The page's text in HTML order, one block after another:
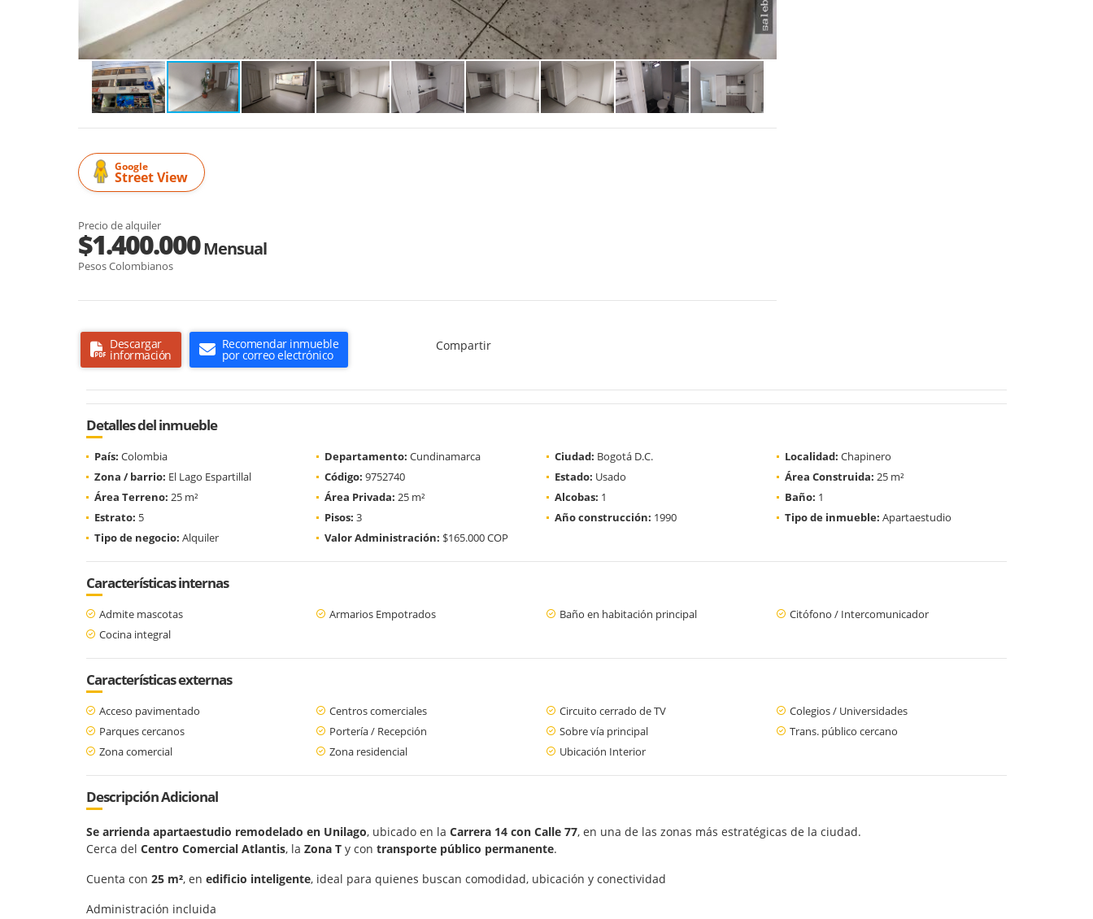
Google
Street View
Precio de alquiler
$1.400.000Mensual
Pesos Colombianos
Descargar
información
Recomendar inmueble
por correo electrónico
Compartir
Detalles del inmueble
País: Colombia Departamento: Cundinamarca Ciudad: Bogotá D.C. Localidad: Chapinero
Zona / barrio: El Lago Espartillal Código: 9752740 Estado: Usado Área Construida: 25 m²
Área Terreno: 25 m² Área Privada: 25 m² Alcobas: 1 Baño: 1
Estrato: 5 Pisos: 3 Año construcción: 1990 Tipo de inmueble: Apartaestudio
Tipo de negocio: Alquiler Valor Administración: $165.000 COP
Características internas
Admite mascotas Armarios Empotrados Baño en habitación principal
Citófono / Intercomunicador
Cocina integral
Características externas
Acceso pavimentado Centros comerciales Circuito cerrado de TV
Colegios / Universidades
Parques cercanos
Portería / Recepción Sobre vía principal
Trans. público cercano
Zona comercial
Zona residencial Ubicación Interior
Descripción Adicional
Se arrienda apartaestudio remodelado en Unilago, ubicado en la Carrera 14 con Calle 77, en una de las zonas más estratégicas de la ciudad.
Cerca del Centro Comercial Atlantis, la Zona T y con transporte público permanente.
Cuenta con 25 m², en edificio inteligente, ideal para quienes buscan comodidad, ubicación y conectividad
Administración incluida